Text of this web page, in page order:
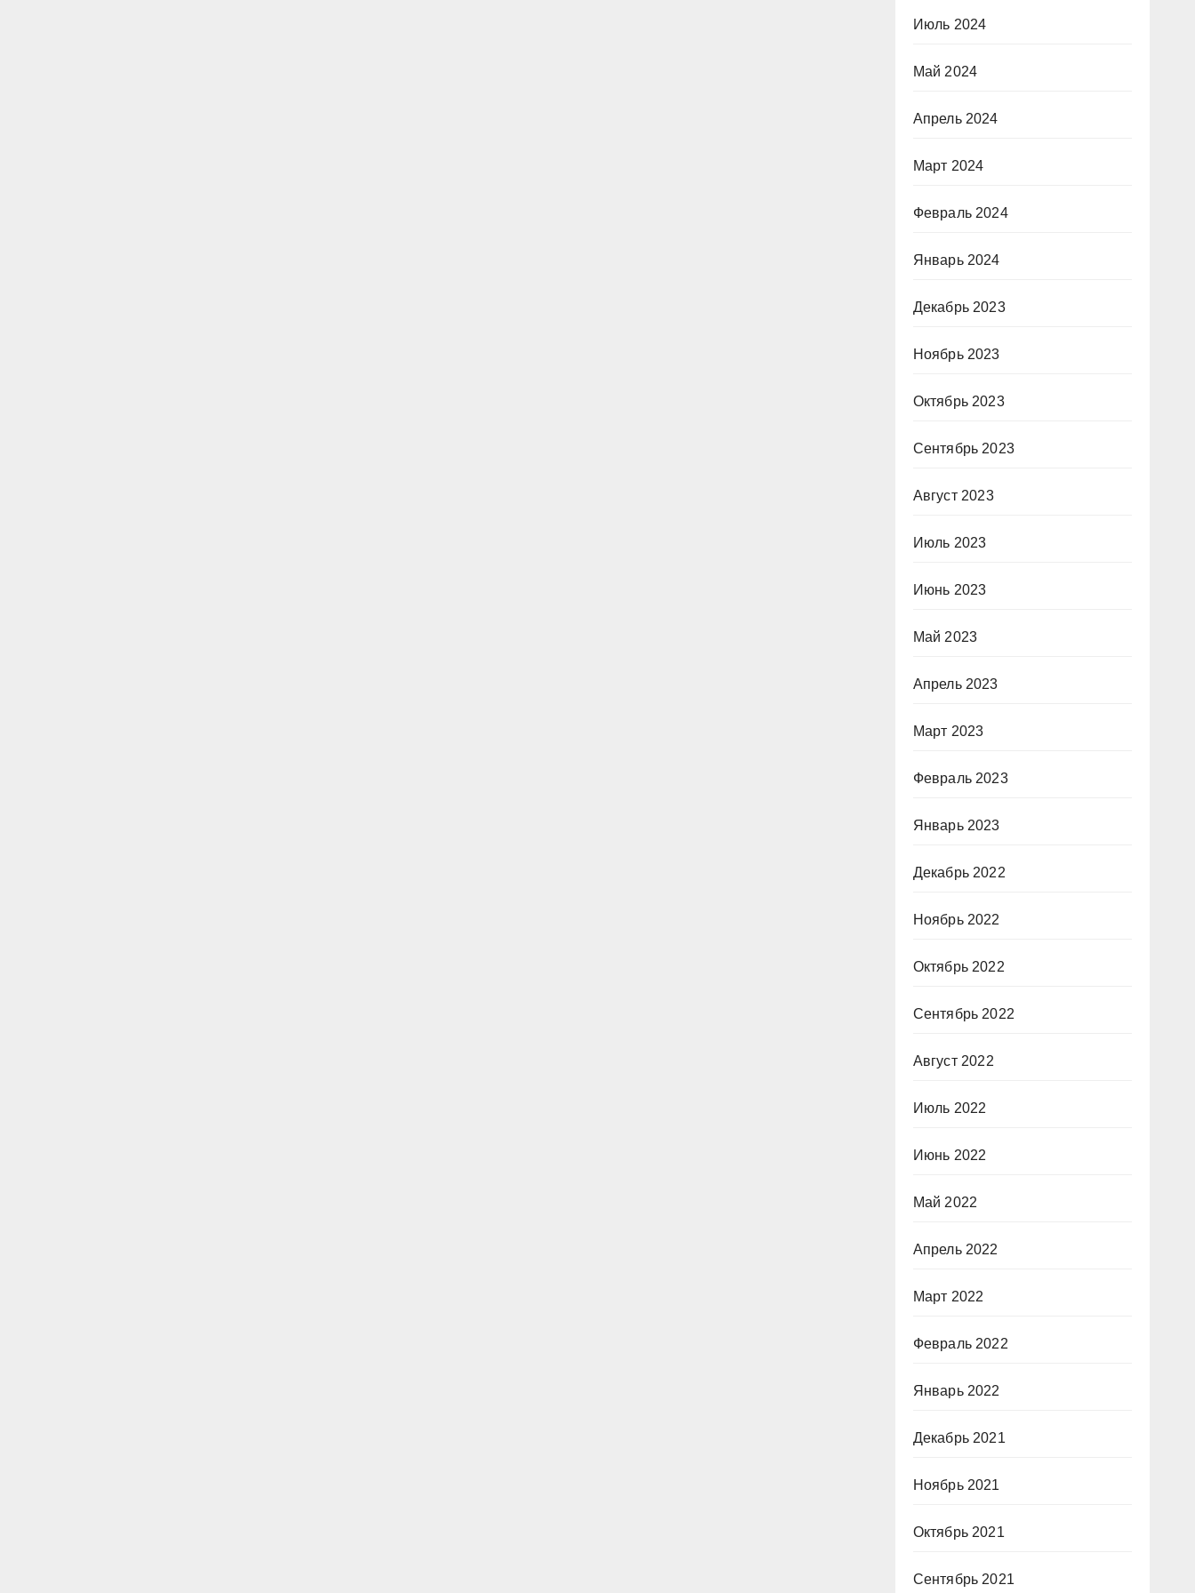
Июль 2024
Май 2024
Апрель 2024
Март 2024
Февраль 2024
Январь 2024
Декабрь 2023
Ноябрь 2023
Октябрь 2023
Сентябрь 2023
Август 2023
Июль 2023
Июнь 2023
Май 2023
Апрель 2023
Март 2023
Февраль 2023
Январь 2023
Декабрь 2022
Ноябрь 2022
Октябрь 2022
Сентябрь 2022
Август 2022
Июль 2022
Июнь 2022
Май 2022
Апрель 2022
Март 2022
Февраль 2022
Январь 2022
Декабрь 2021
Ноябрь 2021
Октябрь 2021
Сентябрь 2021